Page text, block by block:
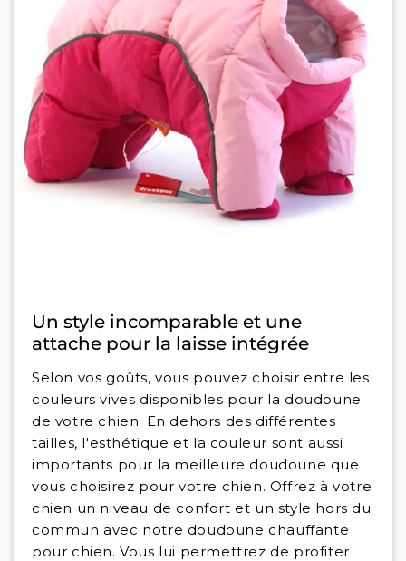
Un style incomparable et une
attache pour la laisse intégrée
Selon vos goûts, vous pouvez choisir entre les
couleurs vives disponibles pour la doudoune
de votre chien. En dehors des différentes
tailles, l'esthétique et la couleur sont aussi
importants pour la meilleure doudoune que
vous choisirez pour votre chien. Offrez à votre
chien un niveau de confort et un style hors du
commun avec notre doudoune chauffante
pour chien. Vous lui permettrez de profiter